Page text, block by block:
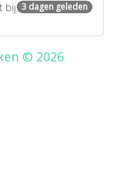
3 dagen geleden
bij
© 2026